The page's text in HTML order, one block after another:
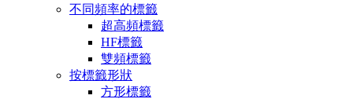
不同頻率的標籤
超高頻標籤
HF標籤
雙頻標籤
按標籤形狀
方形標籤